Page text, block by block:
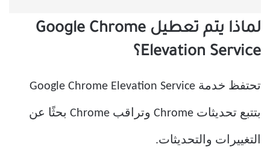
لماذا يتم تعطيل Google Chrome
Elevation Service؟
تحتفظ خدمة Google Chrome Elevation Service
بتتبع تحديثات Chrome وتراقب Chrome بحثًا عن
التغييرات والتحديثات.